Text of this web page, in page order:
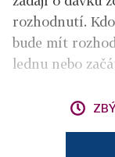
rozhodnutí.
bude mít
lednu nebo